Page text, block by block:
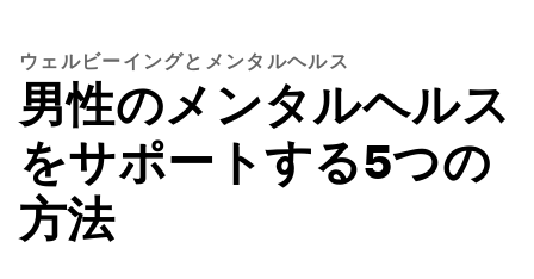
ウェルビーイングとメンタルヘルス
男性のメンタルヘルス
をサポートする5つの
方法